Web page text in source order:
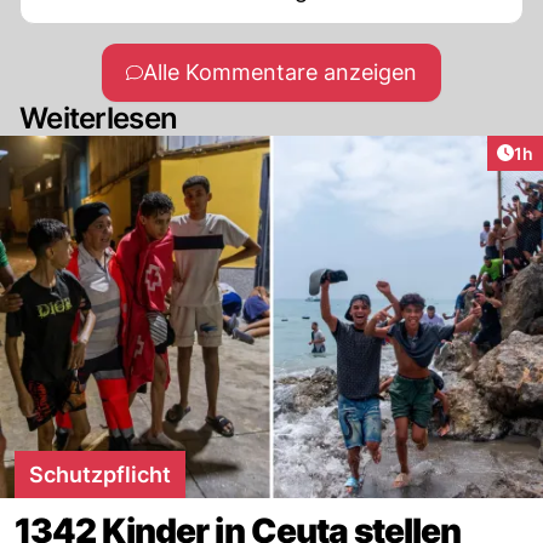
Alle Kommentare anzeigen
Weiterlesen
1h
Schutzpflicht
1342 Kinder in Ceuta stellen